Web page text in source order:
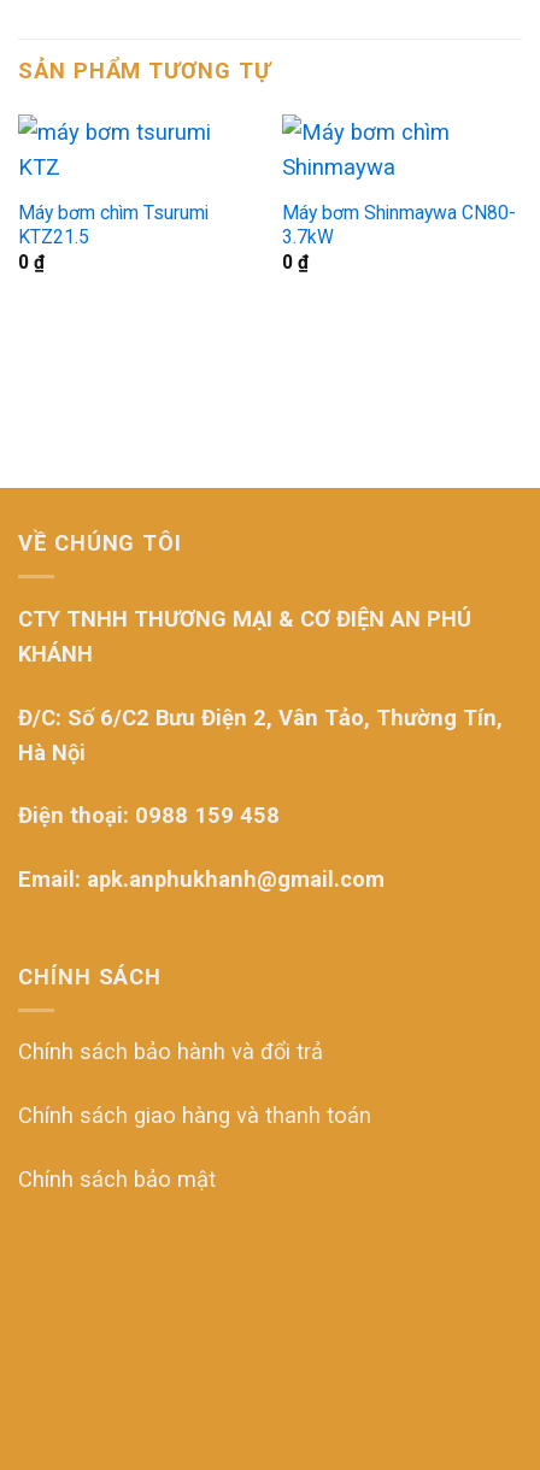
SẢN PHẨM TƯƠNG TỰ
Máy bơm chìm Tsurumi
KTZ21.5
0 ₫
Máy bơm Shinmaywa CN80-
3.7kW
0 ₫
VỀ CHÚNG TÔI
CTY TNHH THƯƠNG MẠI & CƠ ĐIỆN AN PHÚ
KHÁNH
Đ/C: Số 6/C2 Bưu Điện 2, Vân Tảo, Thường Tín,
Hà Nội
Điện thoại: 0988 159 458
Email: apk.anphukhanh@gmail.com
CHÍNH SÁCH
Chính sách bảo hành và đổi trả
Chính sách giao hàng và thanh toán
Chính sách bảo mật